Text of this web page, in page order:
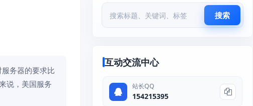
务器的要求比
说，美国服务
搜索
互动交流中心
站长QQ
154215395